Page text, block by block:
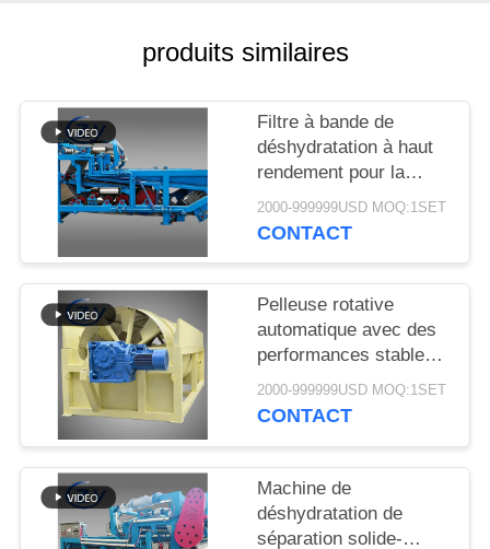
DU
SITE
PRIVACY
produits similaires
Filtre à bande de
déshydratation à haut
rendement pour la
déshydratation stable
des boues dans les
l'amidon de manioc
2000-999999USD MOQ:1SET
CONTACT
Pelleuse rotative
automatique avec des
performances stables
pour la production
d'amidon de manioc et
2000-999999USD MOQ:1SET
CONTACT
Machine de
déshydratation de
séparation solide-